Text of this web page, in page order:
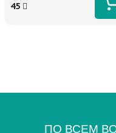
45
ПО ВСЕМ